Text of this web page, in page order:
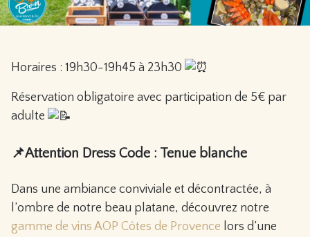
Horaires : 19h30-19h45 à 23h30
Réservation obligatoire avec participation de 5€ par
adulte
📌Attention Dress Code : Tenue blanche
Dans une ambiance conviviale et décontractée, à
l’ombre de notre beau platane, découvrez notre
gamme de vins AOP Côtes de Provence lors d’une